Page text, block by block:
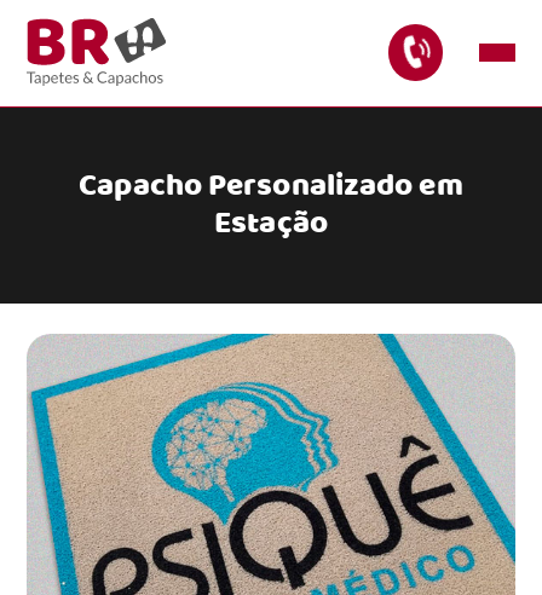
Capacho Personalizado em
Estação